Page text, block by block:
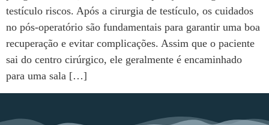
testículo riscos. Após a cirurgia de testículo, os cuidados
no pós-operatório são fundamentais para garantir uma boa
recuperação e evitar complicações. Assim que o paciente
sai do centro cirúrgico, ele geralmente é encaminhado
para uma sala […]